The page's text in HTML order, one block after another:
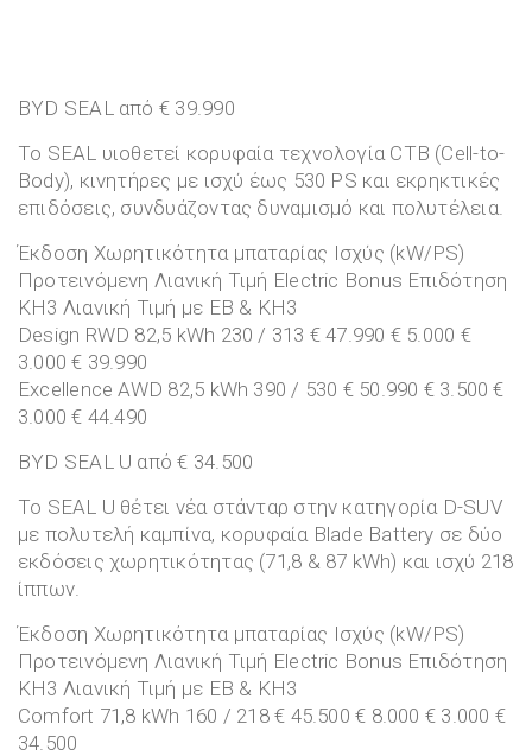
BYD SEAL από € 39.990
Το SEAL υιοθετεί κορυφαία τεχνολογία CTB (Cell-to-
Body), κινητήρες με ισχύ έως 530 PS και εκρηκτικές
επιδόσεις, συνδυάζοντας δυναμισμό και πολυτέλεια.
Έκδοση Χωρητικότητα μπαταρίας Ισχύς (kW/PS)
Προτεινόμενη Λιανική Τιμή Electric Bonus Επιδότηση
ΚΗ3 Λιανική Τιμή με EB & ΚΗ3
Design RWD 82,5 kWh 230 / 313 € 47.990 € 5.000 €
3.000 € 39.990
Excellence AWD 82,5 kWh 390 / 530 € 50.990 € 3.500 €
3.000 € 44.490
BYD SEAL U από € 34.500
Το SEAL U θέτει νέα στάνταρ στην κατηγορία D-SUV
με πολυτελή καμπίνα, κορυφαία Blade Battery σε δύο
εκδόσεις χωρητικότητας (71,8 & 87 kWh) και ισχύ 218
ίππων.
Έκδοση Χωρητικότητα μπαταρίας Ισχύς (kW/PS)
Προτεινόμενη Λιανική Τιμή Electric Bonus Επιδότηση
ΚΗ3 Λιανική Τιμή με EB & ΚΗ3
Comfort 71,8 kWh 160 / 218 € 45.500 € 8.000 € 3.000 €
34.500